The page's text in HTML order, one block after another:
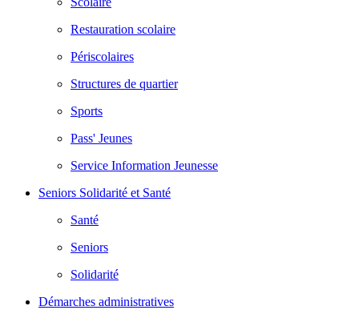
Restauration scolaire
Périscolaires
Structures de quartier
Sports
Pass' Jeunes
Service Information Jeunesse
Seniors Solidarité et Santé
Santé
Seniors
Solidarité
Démarches administratives